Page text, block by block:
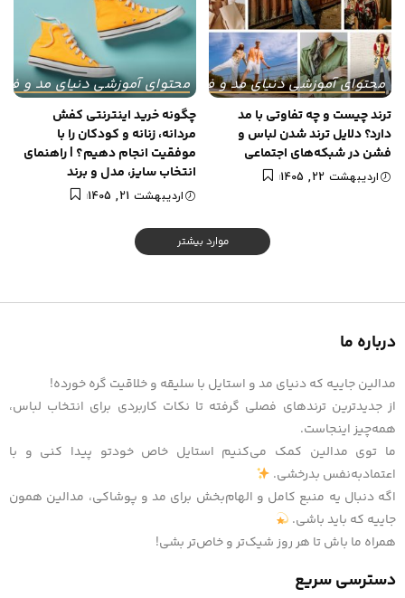
محتوای آموزشی دنیای مد و فشن
ترند چیست و چه تفاوتی با مد
دارد؟ دلایل ترند شدن لباس و
فشن در شبکه‌های اجتماعی
اردیبهشت 22, 1405
محتوای آموزشی دنیای مد و
چگونه خرید اینترنتی کفش
مردانه، زنانه و کودکان را با
موفقیت انجام دهیم؟ | راهنمای
انتخاب سایز، مدل و برند
اردیبهشت 21, 1405
موارد بیشتر
درباره ما
مدالین جاییه که دنیای مد و استایل با سلیقه و خلاقیت گره خورده!
از جدیدترین ترندهای فصلی گرفته تا نکات کاربردی برای انتخاب لباس،
همه‌چیز اینجاست.
ما توی مدالین کمک می‌کنیم استایل خاص خودتو پیدا کنی و با
اعتمادبه‌نفس بدرخشی.
اگه دنبال یه منبع کامل و الهام‌بخش برای مد و پوشاکی، مدالین همون
جاییه که باید باشی.
همراه ما باش تا هر روز شیک‌تر و خاص‌تر بشی!
دسترسی سریع